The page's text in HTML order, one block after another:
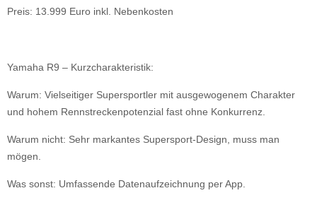
Preis: 13.999 Euro inkl. Nebenkosten
Yamaha R9 – Kurzcharakteristik:
Warum: Vielseitiger Supersportler mit ausgewogenem Charakter
und hohem Rennstreckenpotenzial fast ohne Konkurrenz.
Warum nicht: Sehr markantes Supersport-Design, muss man
mögen.
Was sonst: Umfassende Datenaufzeichnung per App.